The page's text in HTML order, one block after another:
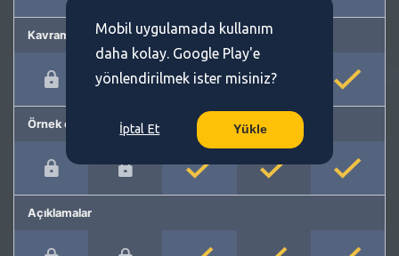
Kavram önerme
Örnek cümleler
Açıklamalar
Mobil uygulamada kullanım
daha kolay. Google Play'e
yönlendirilmek ister misiniz?
İptal Et Yükle